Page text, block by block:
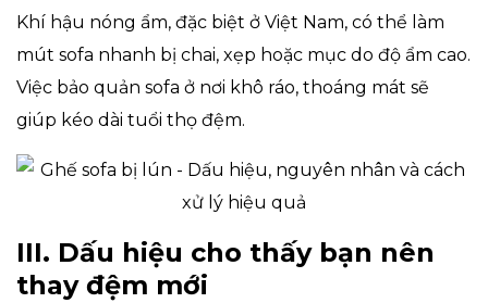
Khí hậu nóng ẩm, đặc biệt ở Việt Nam, có thể làm
mút sofa nhanh bị chai, xẹp hoặc mục do độ ẩm cao.
Việc bảo quản sofa ở nơi khô ráo, thoáng mát sẽ
giúp kéo dài tuổi thọ đệm.
III. Dấu hiệu cho thấy bạn nên
thay đệm mới